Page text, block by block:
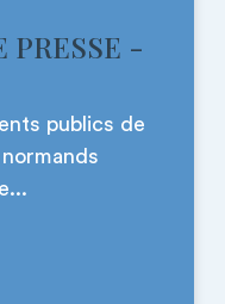
PRESSE -
publics de